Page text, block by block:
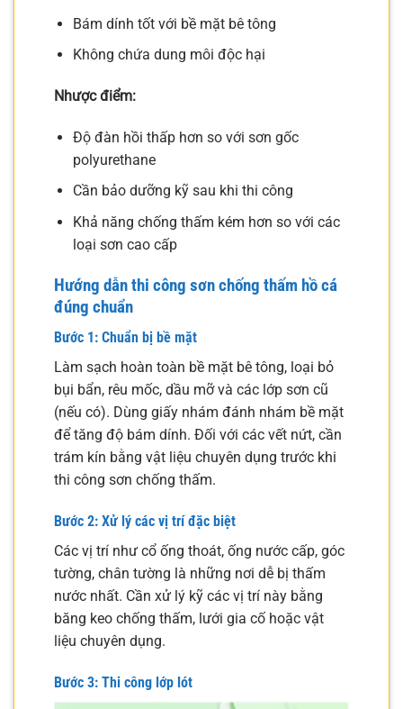
Bám dính tốt với bề mặt bê tông
Không chứa dung môi độc hại
Nhược điểm:
Độ đàn hồi thấp hơn so với sơn gốc
polyurethane
Cần bảo dưỡng kỹ sau khi thi công
Khả năng chống thấm kém hơn so với các
loại sơn cao cấp
Hướng dẫn thi công sơn chống thấm hồ cá
đúng chuẩn
Bước 1: Chuẩn bị bề mặt
Làm sạch hoàn toàn bề mặt bê tông, loại bỏ
bụi bẩn, rêu mốc, dầu mỡ và các lớp sơn cũ
(nếu có). Dùng giấy nhám đánh nhám bề mặt
để tăng độ bám dính. Đối với các vết nứt, cần
trám kín bằng vật liệu chuyên dụng trước khi
thi công sơn chống thấm.
Bước 2: Xử lý các vị trí đặc biệt
Các vị trí như cổ ống thoát, ống nước cấp, góc
tường, chân tường là những nơi dễ bị thấm
nước nhất. Cần xử lý kỹ các vị trí này bằng
băng keo chống thấm, lưới gia cố hoặc vật
liệu chuyên dụng.
Bước 3: Thi công lớp lót